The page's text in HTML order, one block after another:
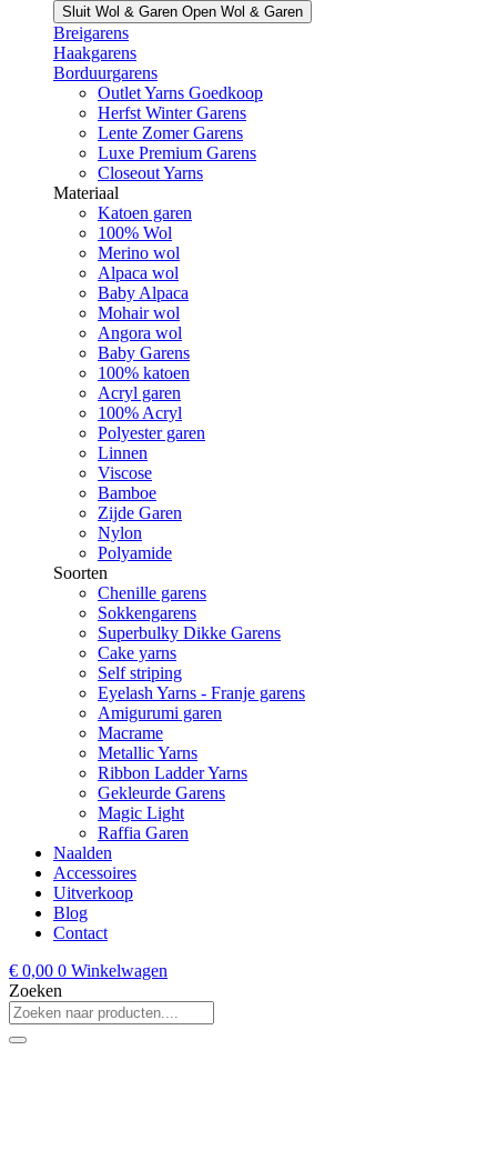
Sluit Wol & Garen Open Wol & Garen
Breigarens
Haakgarens
Borduurgarens
Outlet Yarns Goedkoop
Herfst Winter Garens
Lente Zomer Garens
Luxe Premium Garens
Closeout Yarns
Materiaal
Katoen garen
100% Wol
Merino wol
Alpaca wol
Baby Alpaca
Mohair wol
Angora wol
Baby Garens
100% katoen
Acryl garen
100% Acryl
Polyester garen
Linnen
Viscose
Bamboe
Zijde Garen
Nylon
Polyamide
Soorten
Chenille garens
Sokkengarens
Superbulky Dikke Garens
Cake yarns
Self striping
Eyelash Yarns - Franje garens
Amigurumi garen
Macrame
Metallic Yarns
Ribbon Ladder Yarns
Gekleurde Garens
Magic Light
Raffia Garen
Naalden
Accessoires
Uitverkoop
Blog
Contact
€ 0,00 0 Winkelwagen
Zoeken